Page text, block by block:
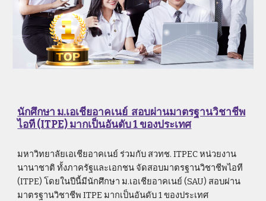
นักศึกษา ม.เอเชียอาคเนย์  สอบผ่านมาตรฐานวิชาชีพ
ไอที (ITPE) มากเป็นอันดับ 1 ของประเทศ
มหาวิทยาลัยเอเชียอาคเนย์ ร่วมกับ สวทช. ITPEC หน่วยงาน
นานาชาติ ทั้งภาครัฐและเอกชน จัดสอบมาตรฐานวิชาชีพไอที
(ITPE) โดยในปีนี้มีนักศึกษา ม.เอเชียอาคเนย์ (SAU) สอบผ่าน
มาตรฐานวิชาชีพ ITPE มากเป็นอันดับ 1 ของประเทศ